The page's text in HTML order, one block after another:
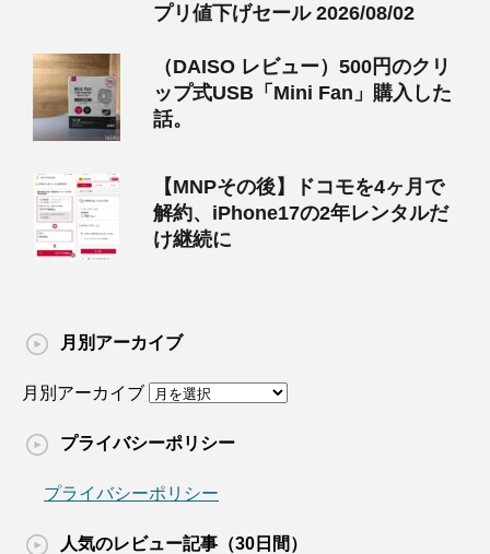
プリ値下げセール 2026/08/02
（DAISO レビュー）500円のクリ
ップ式USB「Mini Fan」購入した
話。
【MNPその後】ドコモを4ヶ月で
解約、iPhone17の2年レンタルだ
け継続に
月別アーカイブ
月別アーカイブ
プライバシーポリシー
プライバシーポリシー
人気のレビュー記事（30日間）